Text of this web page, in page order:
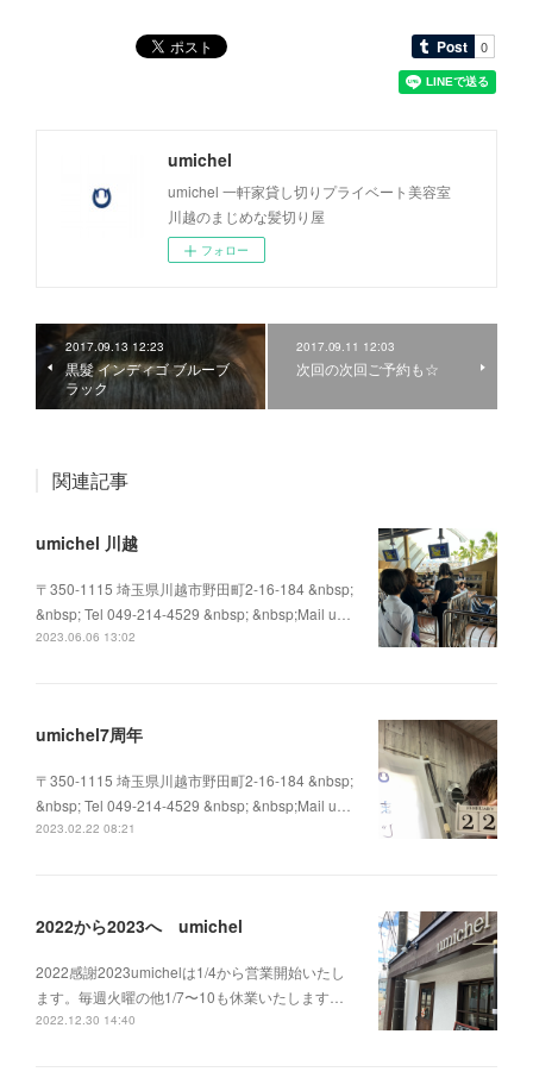
umichel
umichel 一軒家貸し切りプライベート美容室
川越のまじめな髪切り屋
フォロー
2017.09.13 12:23
黒髮 インディゴ ブルーブ
ラック
2017.09.11 12:03
次回の次回ご予約も☆
関連記事
umichel 川越
〒350-1115 埼玉県川越市野田町2-16-184 &nbsp;
&nbsp; Tel 049-214-4529 &nbsp; &nbsp;Mail u…
2023.06.06 13:02
umichel7周年
〒350-1115 埼玉県川越市野田町2-16-184 &nbsp;
&nbsp; Tel 049-214-4529 &nbsp; &nbsp;Mail u…
2023.02.22 08:21
2022から2023へ umichel
2022感謝2023umichelは1/4から営業開始いたし
ます。毎週火曜の他1/7〜10も休業いたします…
2022.12.30 14:40